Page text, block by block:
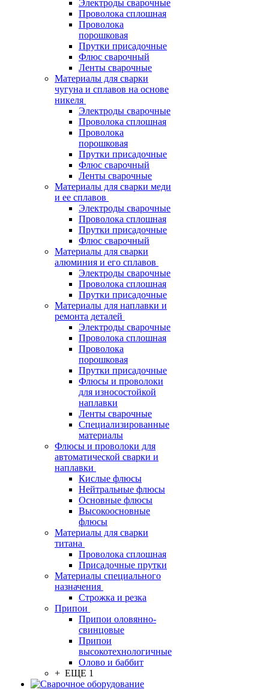
Электроды сварочные
Проволока сплошная
Проволока
порошковая
Прутки присадочные
Флюс сварочный
Ленты сварочные
Материалы для сварки
чугуна и сплавов на основе
никеля
Электроды сварочные
Проволока сплошная
Проволока
порошковая
Прутки присадочные
Флюс сварочный
Ленты сварочные
Материалы для сварки меди
и ее сплавов
Электроды сварочные
Проволока сплошная
Прутки присадочные
Флюс сварочный
Материалы для сварки
алюминия и его сплавов
Электроды сварочные
Проволока сплошная
Прутки присадочные
Материалы для наплавки и
ремонта деталей
Электроды сварочные
Проволока сплошная
Проволока
порошковая
Прутки присадочные
Флюсы и проволоки
для износостойкой
наплавки
Ленты сварочные
Специализированные
материалы
Флюсы и проволоки для
автоматической сварки и
наплавки
Кислые флюсы
Нейтральные флюсы
Основные флюсы
Высокоосновные
флюсы
Материалы для сварки
титана
Проволока сплошная
Присадочные прутки
Материалы специального
назначения
Строжка и резка
Припои
Припои оловянно-
свинцовые
Припои
высокотехнологичные
Олово и баббит
+ ЕЩЕ 1